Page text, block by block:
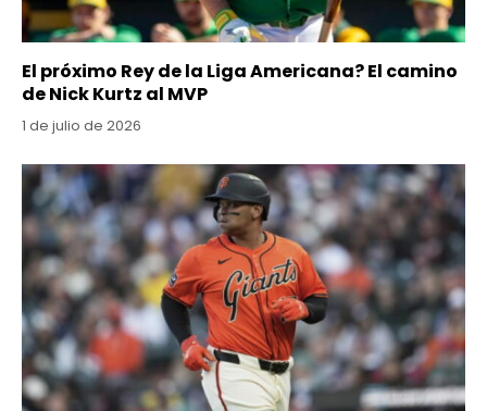
El próximo Rey de la Liga Americana? El camino
de Nick Kurtz al MVP
1 de julio de 2026